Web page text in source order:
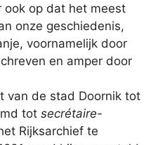
ook op dat het meest
onze geschiedenis,
voornamelijk door
en amper door
van de stad Doornik tot
tot secrétaire-
Rijksarchief te